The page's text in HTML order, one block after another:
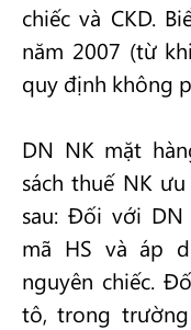
chiếc và CKD.
năm 2007 (từ
quy định không
DN NK mặt
sách thuế NK
sau: Đối với
mã HS và áp
nguyên chiếc.
tô, trong